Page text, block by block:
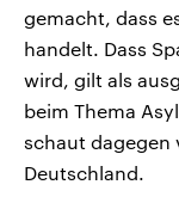
gemacht, dass
handelt. Dass
wird, gilt als
beim Thema
schaut dagegen
Deutschland.